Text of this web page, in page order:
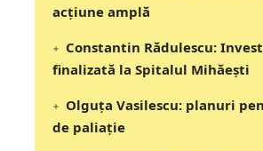
acțiune amplă
Constantin Rădulescu:
finalizată la Spitalul Mihăești
Olguța Vasilescu: planuri
de paliație